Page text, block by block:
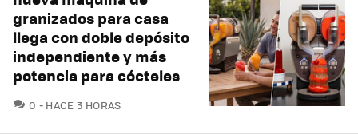
granizados para casa
llega con doble depósito
independiente y más
potencia para cócteles
0 COMENTARIOS
HACE 3 HORAS